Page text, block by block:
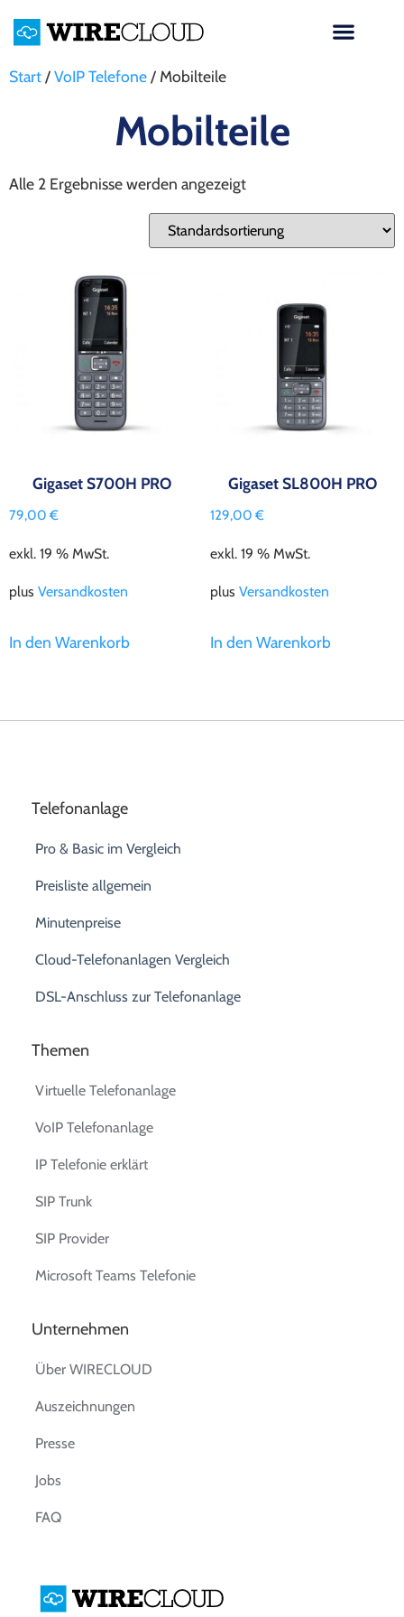
Start/VoIP Telefone/ Mobilteile
Mobilteile
Alle 2 Ergebnisse werden angezeigt
Gigaset S700H PRO
79,00€
exkl. 19 % MwSt.
plus Versandkosten
In den Warenkorb
Gigaset SL800H PRO
129,00€
exkl. 19 % MwSt.
plus Versandkosten
In den Warenkorb
Telefonanlage
Pro & Basic im Vergleich
Preisliste allgemein
Minutenpreise
Cloud-Telefonanlagen Vergleich
DSL-Anschluss zur Telefonanlage
Themen
Virtuelle Telefonanlage
VoIP Telefonanlage
IP Telefonie erklärt
SIP Trunk
SIP Provider
Microsoft Teams Telefonie
Unternehmen
Über WIRECLOUD
Auszeichnungen
Presse
Jobs
FAQ